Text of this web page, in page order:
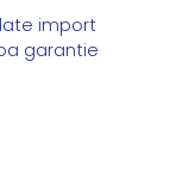
import
garantie